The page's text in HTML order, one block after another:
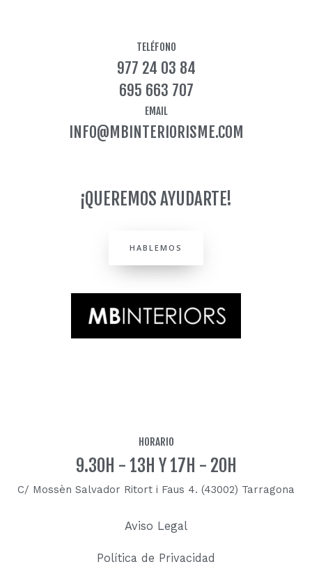
g
r
a
m
TELÉFONO
977 24 03 84
695 663 707
EMAIL
INFO@MBINTERIORISME.COM
¡QUEREMOS AYUDARTE!
HABLEMOS
HORARIO
9.30H - 13H Y 17H - 20H
C/ Mossèn Salvador Ritort i Faus 4. (43002) Tarragona
Aviso Legal
Política de Privacidad